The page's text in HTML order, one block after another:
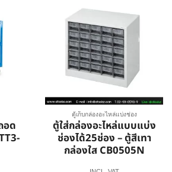
อด
ตู้เก็บกล่องอะไหล่แบ่งช่อง
ตู้ใส่กล่องอะไหล่แบบแบ่ง
ช่องได้25ช่อง – ตู้สีเทา
กล่องใส CB0505N